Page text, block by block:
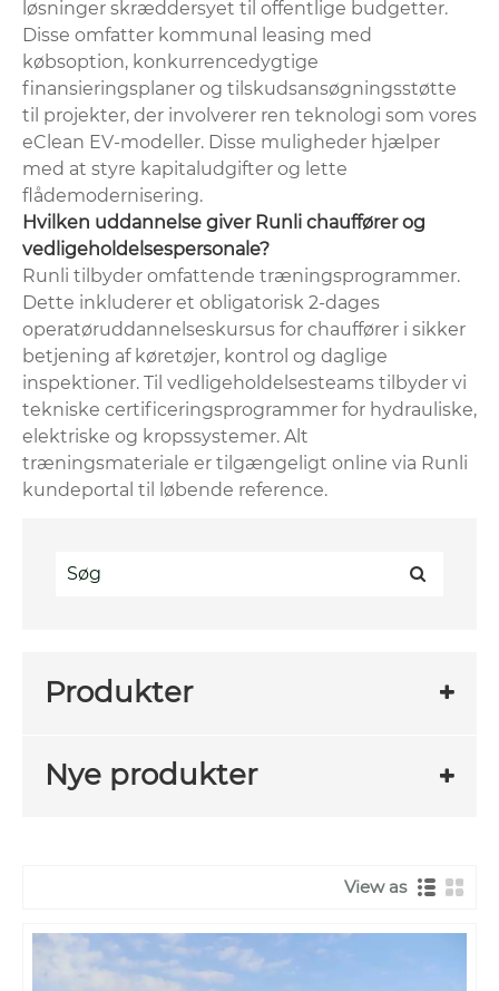
løsninger skræddersyet til offentlige budgetter.
Disse omfatter kommunal leasing med
købsoption, konkurrencedygtige
finansieringsplaner og tilskudsansøgningsstøtte
til projekter, der involverer ren teknologi som vores
eClean EV-modeller. Disse muligheder hjælper
med at styre kapitaludgifter og lette
flådemodernisering.
Hvilken uddannelse giver Runli chauffører og
vedligeholdelsespersonale?
Runli tilbyder omfattende træningsprogrammer.
Dette inkluderer et obligatorisk 2-dages
operatøruddannelseskursus for chauffører i sikker
betjening af køretøjer, kontrol og daglige
inspektioner. Til vedligeholdelsesteams tilbyder vi
tekniske certificeringsprogrammer for hydrauliske,
elektriske og kropssystemer. Alt
træningsmateriale er tilgængeligt online via Runli
kundeportal til løbende reference.
Produkter
Nye produkter
View as